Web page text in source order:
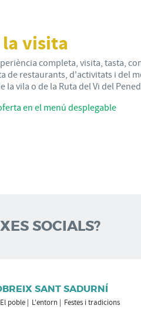
visita
completa, visita, tasta,
de restaurants, d'activitats i del
la vila o de la Ruta del Vi del
en el menú desplegable
SOCIALS?
SANT SADURNÍ
El poble L'entorn Festes i tradicions